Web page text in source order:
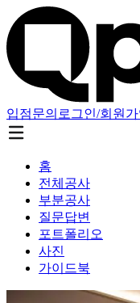
입점문의 로그인/회원가
홈
전체공사
부분공사
질문답변
포트폴리오
사진
가이드북